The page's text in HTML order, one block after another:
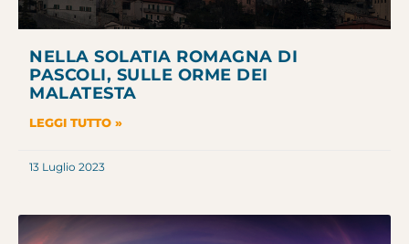
NELLA SOLATIA ROMAGNA DI
PASCOLI, SULLE ORME DEI
MALATESTA
LEGGI TUTTO »
13 Luglio 2023